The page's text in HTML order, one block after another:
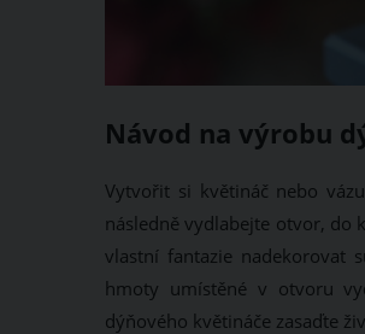
Návod na výrobu
Vytvořit si květináč nebo
následně vydlabejte otvor, do
vlastní fantazie nadekorovat
hmoty umístěné v otvoru
dýňového květináče zasaďte